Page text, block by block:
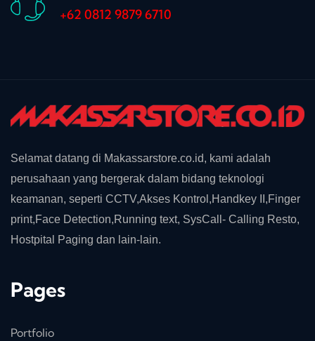
+62 0812 9879 6710
Selamat datang di Makassarstore.co.id, kami adalah
perusahaan yang bergerak dalam bidang teknologi
keamanan, seperti CCTV,Akses Kontrol,Handkey II,Finger
print,Face Detection,Running text, SysCall- Calling Resto,
Hostpital Paging dan lain-lain.
Pages
Portfolio